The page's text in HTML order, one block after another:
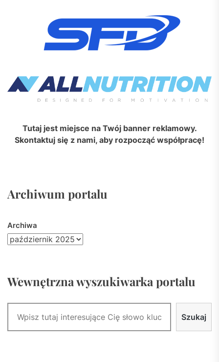
Tutaj jest miejsce na Twój banner reklamowy.
Skontaktuj się z nami, aby rozpocząć współpracę!
Archiwum portalu
Archiwa
Wewnętrzna wyszukiwarka portalu
Szukaj